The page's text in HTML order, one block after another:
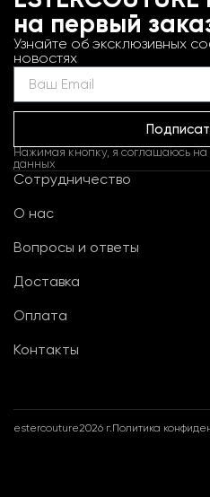
на первый
Узнайте об эксклюзивных
новостях
Нажимая кнопку, я соглашаюсь
данных
Сотрудничество
О нас
Вопросы и ответы
Доставка
Оплата
Контакты
estercouture2026 г. Политика